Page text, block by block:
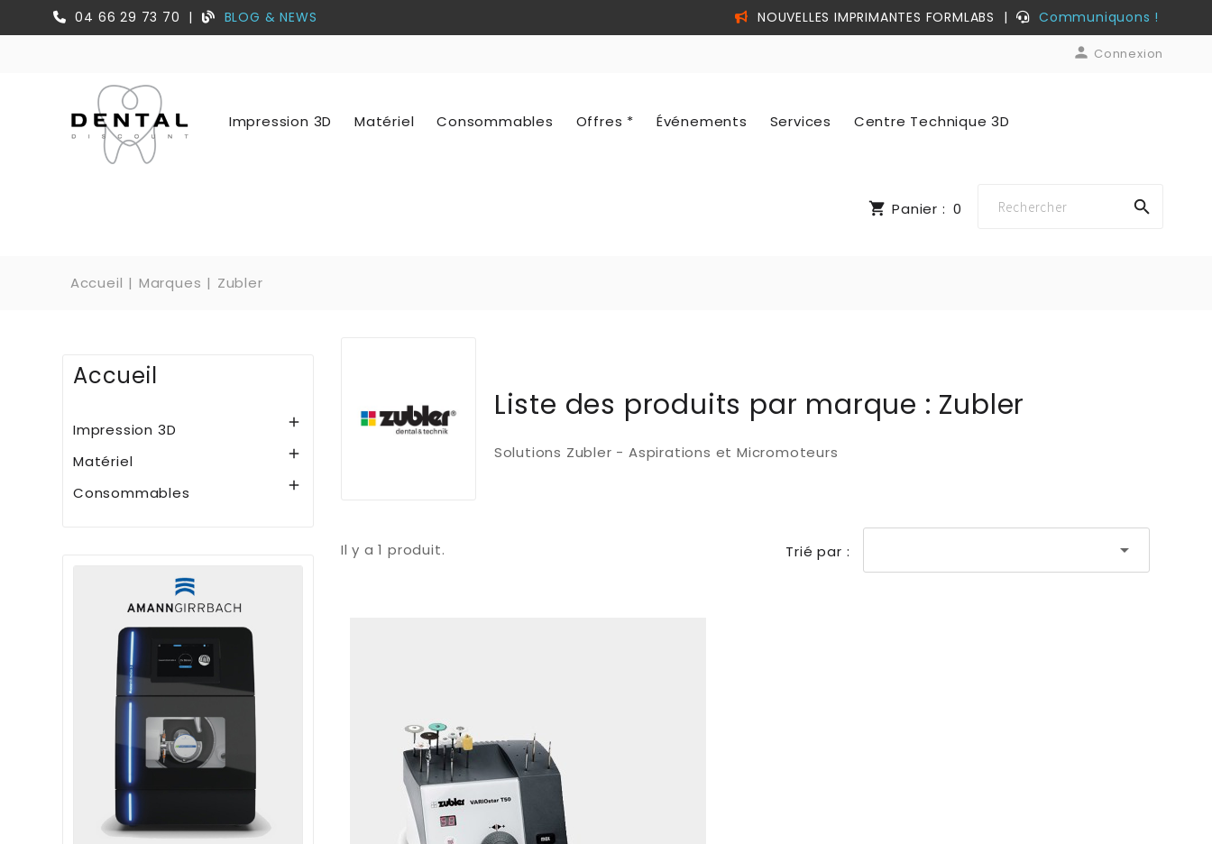
04 66 29 73 70 | BLOG & NEWS NOUVELLES IMPRIMANTES FORMLABS |
Communiquons !
 Connexion
Impression 3D Matériel Consommables Offres * Événements Services Centre Technique 3D

shopping_cart Panier : 0
Accueil Marques Zubler
Accueil
Impression 3D 
Matériel 
Consommables 
Liste des produits par marque : Zubler
Solutions Zubler - Aspirations et Micromoteurs
Il y a 1 produit. Trié par : 